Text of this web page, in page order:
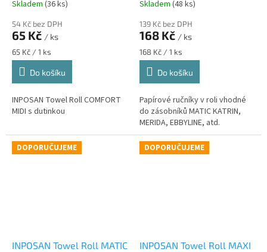
Skladem (36 ks)
54 Kč bez DPH
65 Kč / ks
Měrná
cena:
65 Kč / 1 ks
Do košíku
INPOSAN Towel Roll COMFORT
MIDI s dutinkou
Skladem (48 ks)
139 Kč bez DPH
168 Kč / ks
Měrná
cena:
168 Kč / 1 ks
Do košíku
Papírové ručníky v roli vhodné
do zásobníků MATIC KATRIN,
MERIDA, EBBYLINE, atd.
DOPORUČUJEME
INPOSAN Towel Roll MATIC
DOPORUČUJEME
INPOSAN Towel Roll MAXI